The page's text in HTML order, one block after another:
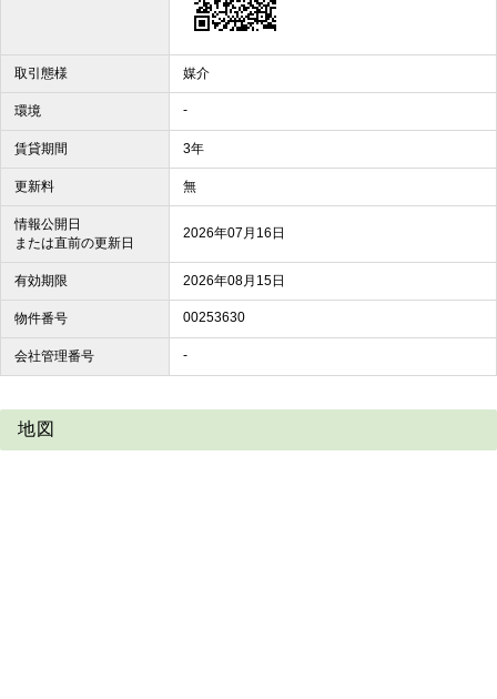
取引態様 媒介
環境 -
賃貸期間 3年
更新料 無
情報公開日
または直前の更新日
2026年07月16日
有効期限 2026年08月15日
物件番号 00253630
会社管理番号 -
地図